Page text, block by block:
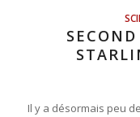
Il y a désormais peu